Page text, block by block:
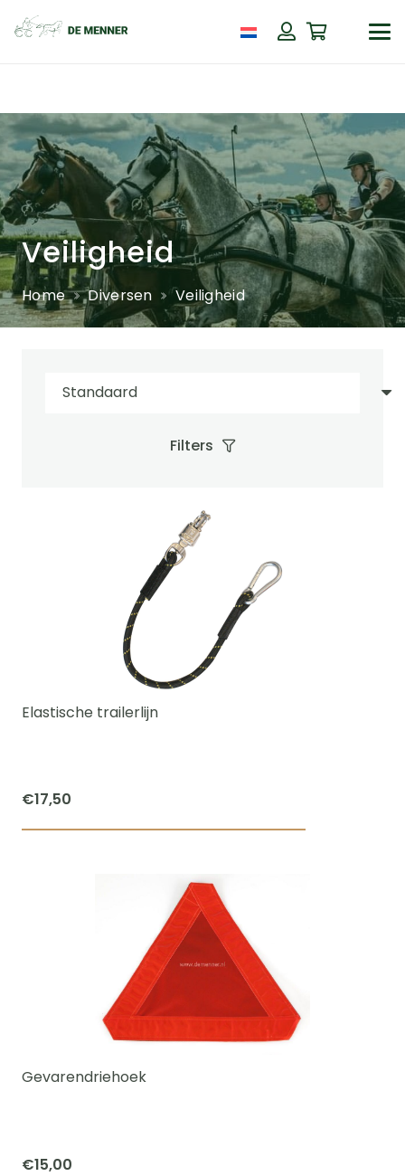
Veiligheid
Home Diversen Veiligheid
Filters
Elastische trailerlijn
€17,50
Gevarendriehoek
€15,00